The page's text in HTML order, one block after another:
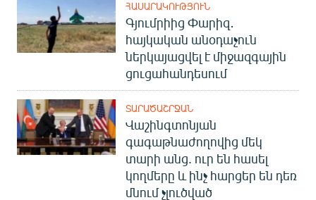
ՀԱՍԱՐԱԿՈՒԹՅՈՒՆ
Գյումրիից Փարիզ․
հայկական անօդաչուն
ներկայացվել է միջազգային
ցուցահանդեսում
ՏԱՐԱԾԱՇՐՋԱՆ
Վաշինգտոնյան
գագաթնաժողովից մեկ
տարի անց. ուր են հասել
կողմերը և ինչ հարցեր են դեռ
մնում չլուծված